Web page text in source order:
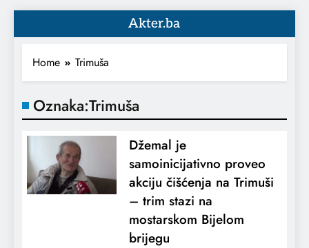
Akter.ba
Home Trimuša
Oznaka:Trimuša
Džemal je
samoinicijativno proveo
akciju čišćenja na Trimuši
– trim stazi na
mostarskom Bijelom
brijegu